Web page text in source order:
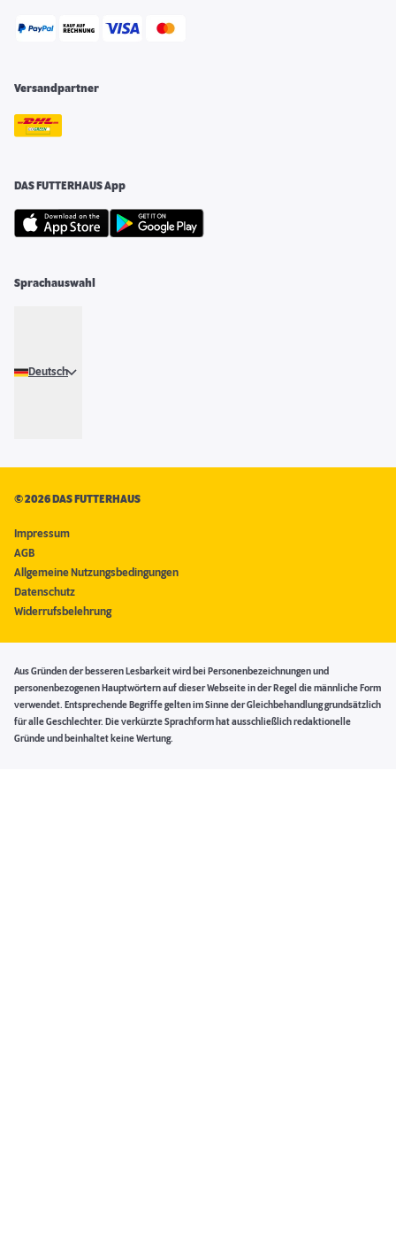
Versandpartner
DAS FUTTERHAUS App
Sprachauswahl
Deutsch
©2026 DAS FUTTERHAUS
Impressum
AGB
Allgemeine Nutzungsbedingungen
Datenschutz
Widerrufsbelehrung
Aus Gründen der besseren Lesbarkeit wird bei Personenbezeichnungen und
personenbezogenen Hauptwörtern auf dieser Webseite in der Regel die männliche Form
verwendet. Entsprechende Begriffe gelten im Sinne der Gleichbehandlung grundsätzlich
für alle Geschlechter. Die verkürzte Sprachform hat ausschließlich redaktionelle
Gründe und beinhaltet keine Wertung.